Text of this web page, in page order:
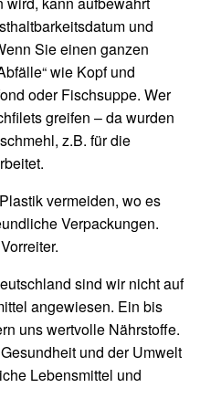
und
Sie einen ganzen
wie Kopf und
oder Fischsuppe. Wer
greifen – da wurden
z.B. für die
Plastik vermeiden, wo es
Verpackungen.
sind wir nicht auf
angewiesen. Ein bis
uns wertvolle Nährstoffe.
und der Umwelt
Lebensmittel und